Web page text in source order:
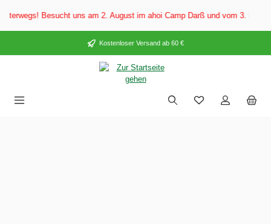
springen
Besucht uns am 2. August im ahoi Camp Darß und vom 3. bis 5.
Kostenloser Versand ab 60 €